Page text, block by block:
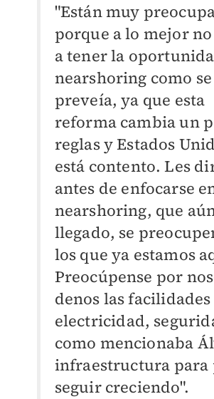
"Están muy
porque a lo mejor
a tener la
nearshoring como se
preveía, ya que esta
reforma cambia un
reglas y Estados
está contento. Les
antes de enfocarse
nearshoring, que
llegado, se
los que ya estamos
Preocúpense por
denos las
electricidad,
como mencionaba
infraestructura para
seguir creciendo".